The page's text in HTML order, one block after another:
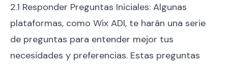
2.1 Responder Preguntas Iniciales: Algunas
plataformas, como Wix ADI, te harán una serie
de preguntas para entender mejor tus
necesidades y preferencias. Estas preguntas